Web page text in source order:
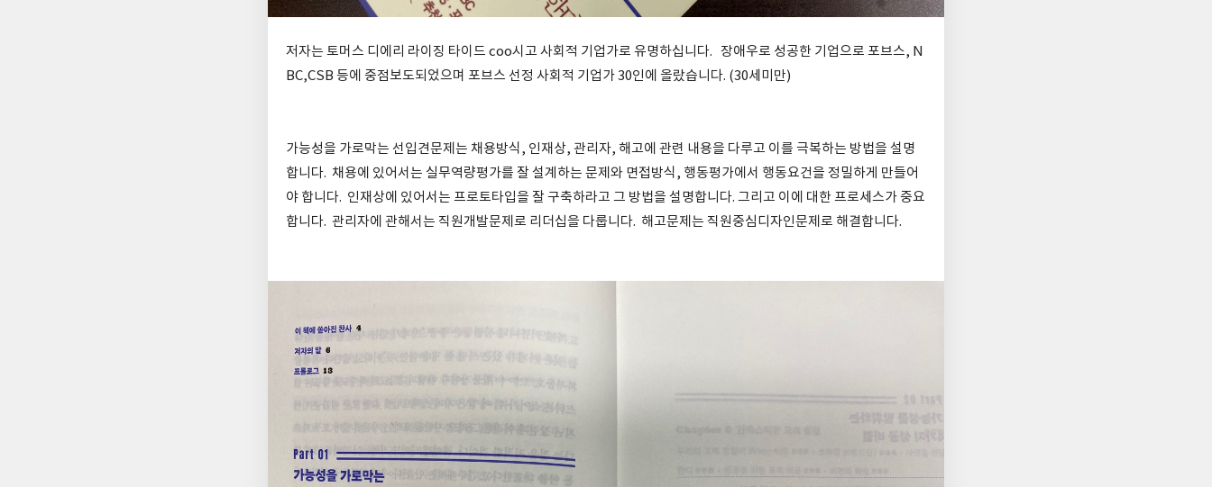
저자는 토머스 디에리 라이징 타이드 coo시고 사회적 기업가로 유명하십니다. 장애우로 성공한 기업으로 포브스, N
BC,CSB 등에 중점보도되었으며 포브스 선정 사회적 기업가 30인에 올랐습니다. (30세미만)
가능성을 가로막는 선입견문제는 채용방식, 인재상, 관리자, 해고에 관련 내용을 다루고 이를 극복하는 방법을 설명
합니다. 채용에 있어서는 실무역량평가를 잘 설계하는 문제와 면접방식, 행동평가에서 행동요건을 정밀하게 만들어
야 합니다. 인재상에 있어서는 프로토타입을 잘 구축하라고 그 방법을 설명합니다. 그리고 이에 대한 프로세스가 중요
합니다. 관리자에 관해서는 직원개발문제로 리더십을 다룹니다. 해고문제는 직원중심디자인문제로 해결합니다.